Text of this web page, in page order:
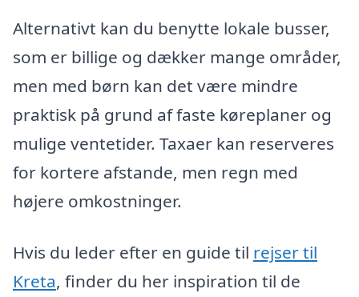
Alternativt kan du benytte lokale busser,
som er billige og dækker mange områder,
men med børn kan det være mindre
praktisk på grund af faste køreplaner og
mulige ventetider. Taxaer kan reserveres
for kortere afstande, men regn med
højere omkostninger.
Hvis du leder efter en guide til rejser til
Kreta, finder du her inspiration til de